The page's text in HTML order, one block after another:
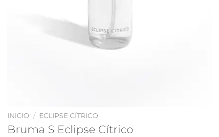
INICIO / ECLIPSE CÍTRICO
Bruma S Eclipse Cítrico